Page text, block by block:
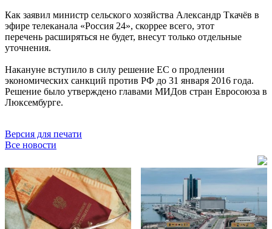
Как заявил министр сельского хозяйства Александр Ткачёв в
эфире телеканала «Россия 24», скоррее всего, этот
перечень расширяться не будет, внесут только отдельные
уточнения.
Накануне вступило в силу решение ЕС о продлении
экономических санкций против РФ до 31 января 2016 года.
Решение было утверждено главами МИДов стран Евросоюза в
Люксембурге.
Версия для печати
Все новости